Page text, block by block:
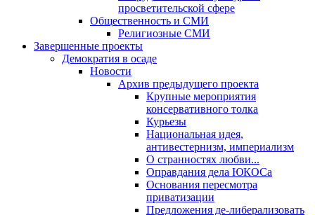
просветительской сфере
Общественность и СМИ
Религиозные СМИ
Завершенные проекты
Демократия в осаде
Новости
Архив предыдущего проекта
Крупные мероприятия
консервативного толка
Курьезы
Национальная идея,
антивестернизм, империализм
О странностях любви...
Оправдания дела ЮКОСа
Основания пересмотра
приватизации
Предложения де-либерализовать